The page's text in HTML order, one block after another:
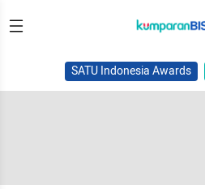
SATU Indonesia Awards